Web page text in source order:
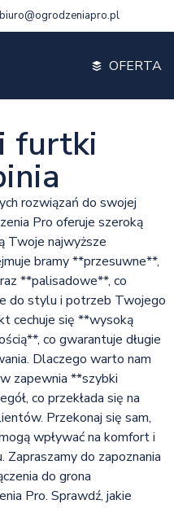
biuro@ogrodzeniapro.pl
OFERTA
i furtki
rozwiązań do swojej
Pro oferuje szeroką
Twoje najwyższe
bramy **przesuwne**,
**palisadowe**, co
do stylu i potrzeb Twojego
cechuje się **wysoką
co gwarantuje długie
Dlaczego warto nam
zapewnia **szybki
co przekłada się na
Przekonaj się sam,
wpływać na komfort i
do zapoznania
do grona
Pro. Sprawdź, jakie